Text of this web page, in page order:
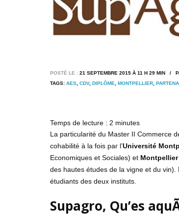
POSTÉ LE : 21 SEPTEMBRE 2015 À 11 H 29 MIN /
TAGS: AES CDV, DIPLÔME MONTPELLIER
Temps de lecture : 2 minutes
La particularité du Master II Commerce
cohabilité à la fois par l’Université
Economiques et Sociales) et
des hautes études de la vigne et du vin).
étudiants des deux instituts.
Supagro, Qu’es